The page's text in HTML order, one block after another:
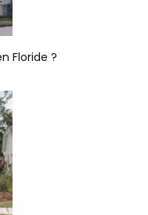
Floride ?